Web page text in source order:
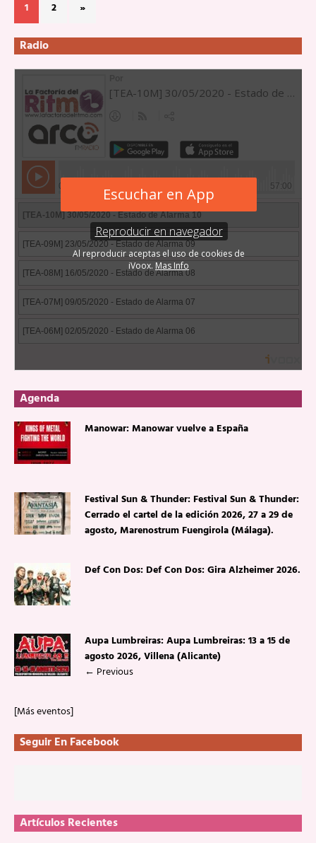
1 2 »
Radio
Agenda
Manowar: Manowar vuelve a España
Festival Sun & Thunder: Festival Sun & Thunder:
Cerrado el cartel de la edición 2026, 27 a 29 de
agosto, Marenostrum Fuengirola (Málaga).
Def Con Dos: Def Con Dos: Gira Alzheimer 2026.
Aupa Lumbreiras: Aupa Lumbreiras: 13 a 15 de
agosto 2026, Villena (Alicante)
← Previous
[Más eventos]
Seguir En Facebook
Artículos Recientes